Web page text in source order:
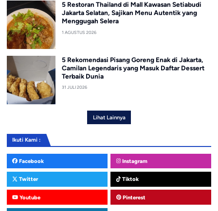
5 Restoran Thailand di Mall Kawasan Setiabudi
Jakarta Selatan, Sajikan Menu Autentik yang
Menggugah Selera
1 AGUSTUS 2026
5 Rekomendasi Pisang Goreng Enak di Jakarta,
Camilan Legendaris yang Masuk Daftar Dessert
Terbaik Dunia
31 JULI 2026
Lihat Lainnya
Ikuti Kami :
Facebook Instagram
Twitter Tiktok
Youtube Pinterest